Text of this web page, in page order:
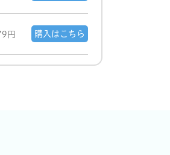
円 購入はこちら